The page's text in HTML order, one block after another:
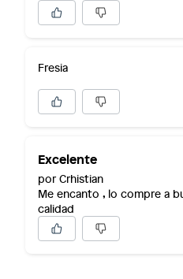
Fresia
Excelente
por Crhistian
Me encanto , lo compre a
calidad